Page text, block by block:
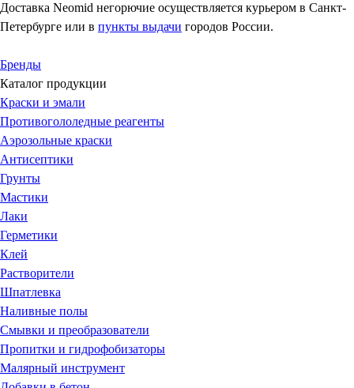
Доставка Neomid негорючие осуществляется курьером в Санкт-
Петербурге или в пункты выдачи городов России.
Бренды
Каталог продукции
Краски и эмали
Противогололедные реагенты
Аэрозольные краски
Антисептики
Грунты
Мастики
Лаки
Герметики
Клей
Растворители
Шпатлевка
Наливные полы
Смывки и преобразователи
Пропитки и гидрофобизаторы
Малярный инструмент